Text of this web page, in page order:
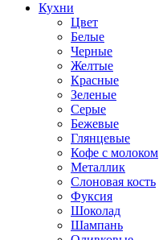
Кухни
Цвет
Белые
Черные
Желтые
Красные
Зеленые
Серые
Бежевые
Глянцевые
Кофе с молоком
Металлик
Слоновая кость
Фуксия
Шоколад
Шампань